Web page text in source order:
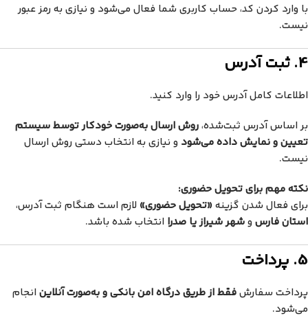
با وارد کردن کد، حساب کاربری شما فعال می‌شود و نیازی به رمز عبور
نیست.
4. ثبت آدرس
اطلاعات کامل آدرس خود را وارد کنید.
بر اساس آدرس ثبت‌شده،روش ارسال به‌صورت خودکار توسط سیستم
تعیین و نمایش داده می‌شود و نیازی به انتخاب دستی روش ارسال
نیست.
نکته مهم برای تحویل حضوری:
برای فعال شدن گزینه«تحویل حضوری» لازم است هنگام ثبت آدرس،
استان فارسوشهر شیراز یا صدرا انتخاب شده باشد.
5. پرداخت
پرداخت سفارشفقط از طریق درگاه امن بانکی و به‌صورت آنلاینانجام
می‌شود.